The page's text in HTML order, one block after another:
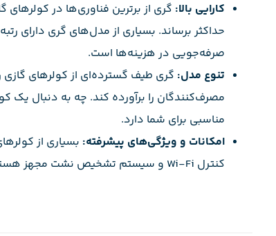
کارایی بالا: گری از برترین فناوری‌ها در
حداکثر برساند. بسیاری از مدل‌های گری دارای
صرفه‌جویی در هزینه‌ها است.
تنوع مدل: گری طیف گسترده‌ای از کولرهای
مصرف‌کنندگان را برآورده کند. چه به دنبال یک
مناسبی برای شما دارد.
امکانات و ویژگی‌های پیشرفته: بسیاری از
کنترل Wi-Fi و سیستم تشخیص نشت مجهز هستند.